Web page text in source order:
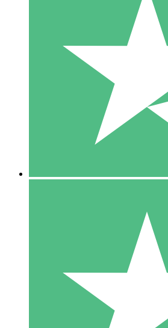
Paquetes de Créditos
Paga según el uso con créditos de
10 00
10 Descargas
20 00